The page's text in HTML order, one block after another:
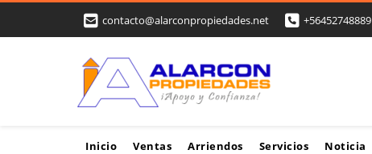
contacto@alarconpropiedades.net +56452748889
Inicio Ventas Arriendos Servicios Noticia